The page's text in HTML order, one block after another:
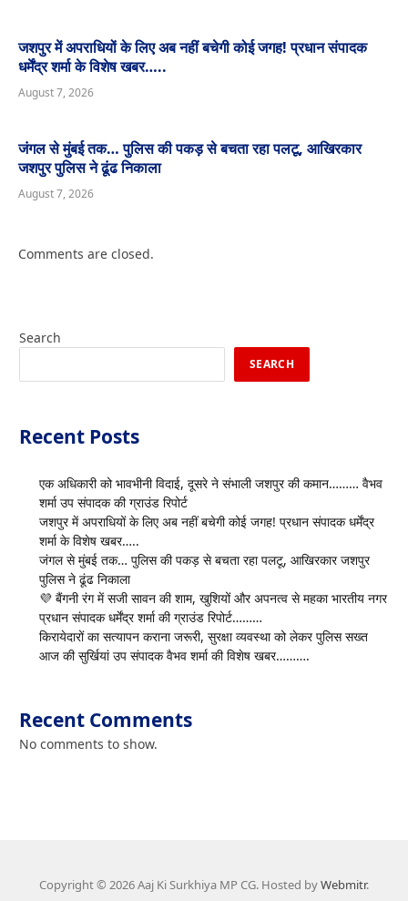
जशपुर में अपराधियों के लिए अब नहीं बचेगी कोई जगह! प्रधान संपादक
धर्मेंद्र शर्मा के विशेष खबर…..
August 7, 2026
जंगल से मुंबई तक… पुलिस की पकड़ से बचता रहा पलटू, आखिरकार
जशपुर पुलिस ने ढूंढ निकाला
August 7, 2026
Comments are closed.
Search
SEARCH
Recent Posts
एक अधिकारी को भावभीनी विदाई, दूसरे ने संभाली जशपुर की कमान……… वैभव
शर्मा उप संपादक की ग्राउंड रिपोर्ट
जशपुर में अपराधियों के लिए अब नहीं बचेगी कोई जगह! प्रधान संपादक धर्मेंद्र
शर्मा के विशेष खबर…..
जंगल से मुंबई तक… पुलिस की पकड़ से बचता रहा पलटू, आखिरकार जशपुर
पुलिस ने ढूंढ निकाला
💜 बैंगनी रंग में सजी सावन की शाम, खुशियों और अपनत्व से महका भारतीय नगर
प्रधान संपादक धर्मेंद्र शर्मा की ग्राउंड रिपोर्ट………
किरायेदारों का सत्यापन कराना जरूरी, सुरक्षा व्यवस्था को लेकर पुलिस सख्त
आज की सुर्खियां उप संपादक वैभव शर्मा की विशेष खबर……….
Recent Comments
No comments to show.
Copyright © 2026 Aaj Ki Surkhiya MP CG. Hosted byWebmitr.